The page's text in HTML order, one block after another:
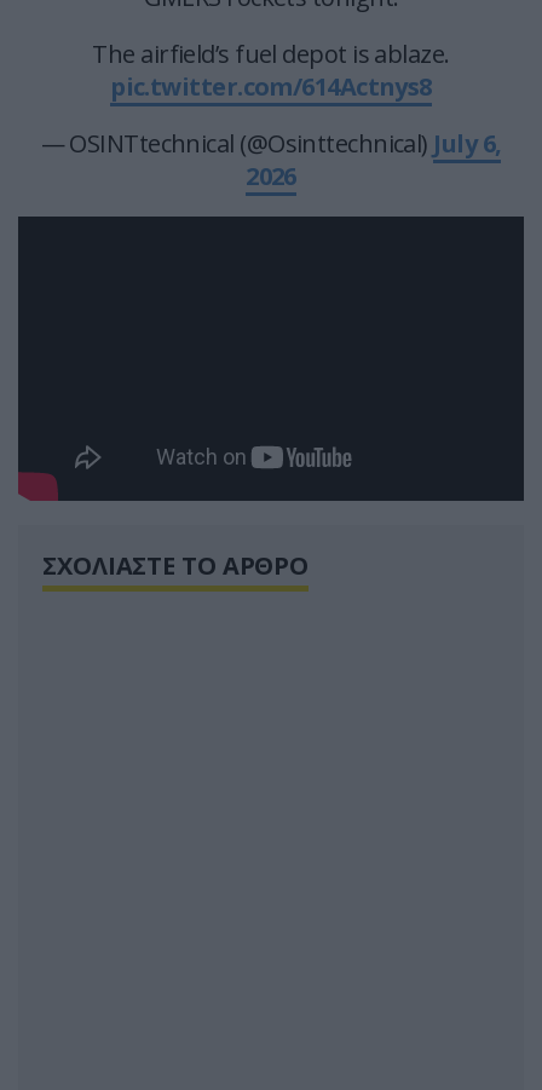
The airfield’s fuel depot is ablaze.
pic.twitter.com/614Actnys8
— OSINTtechnical (@Osinttechnical) July 6,
2026
ΣΧΟΛΙΑΣΤΕ ΤΟ ΑΡΘΡΟ